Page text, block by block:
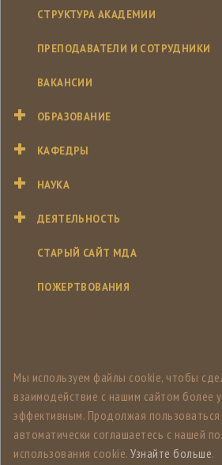
СТРУКТУРА АКАДЕМИИ
ПРЕПОДАВАТЕЛИ И СОТРУДНИКИ
ВАКАНСИИ
ОБРАЗОВАНИЕ
КАФЕДРЫ
НАУКА
ДЕЯТЕЛЬНОСТЬ
СТАРЫЙ САЙТ МДА
ПОЖЕРТВОВАНИЯ
Мы используем файлы cookie, чтобы
взаимодействие с нашим сайтом более
эффективным. Продолжая
автоматически соглашаетесь с нашей
использования cookie. Узнайте больше.